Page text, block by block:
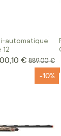
automatique
12
Spécial
€ Prix normal
889,00 €
-10%